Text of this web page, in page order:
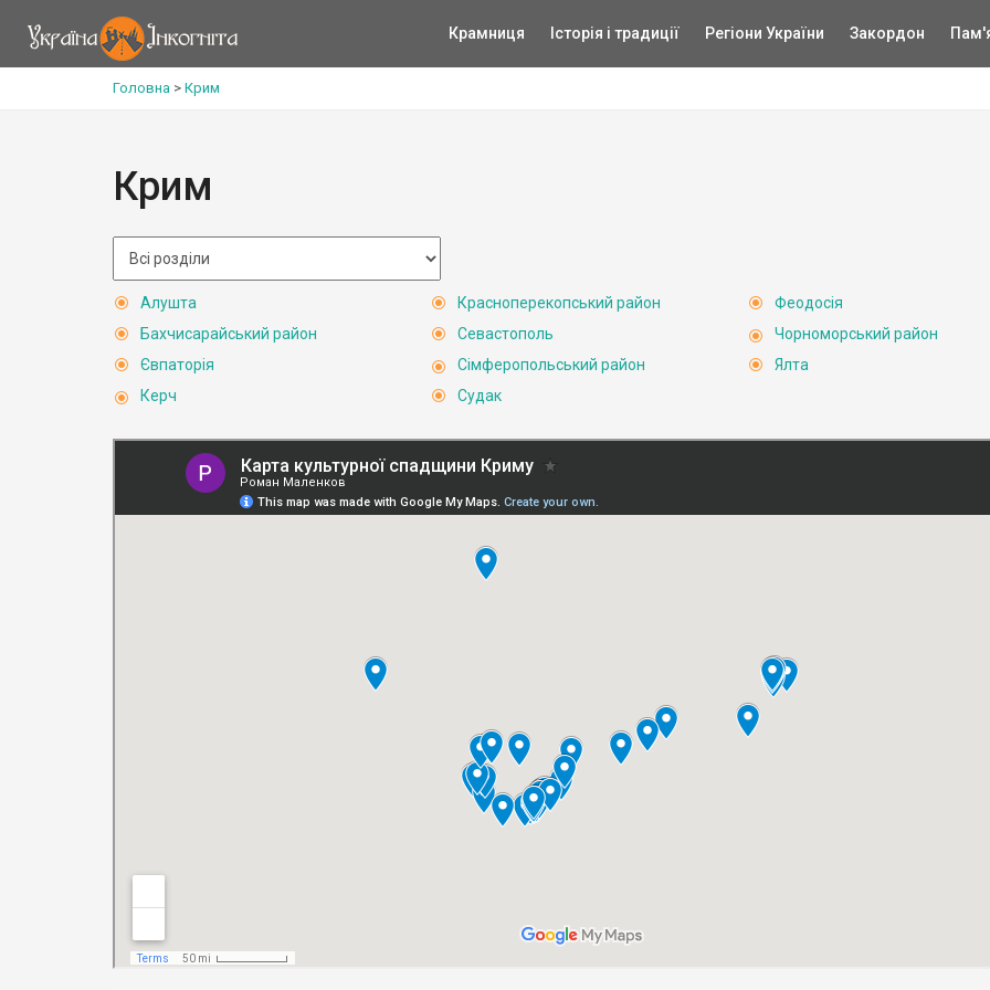
Крамниця Історія і традиції Регіони України Закордон
Головна > Крим
Крим
Алушта
Бахчисарайський район
Євпаторія
Керч
Красноперекопський район
Севастополь
Сімферопольський район
Судак
Феодосія
Чорноморський район
Ялта